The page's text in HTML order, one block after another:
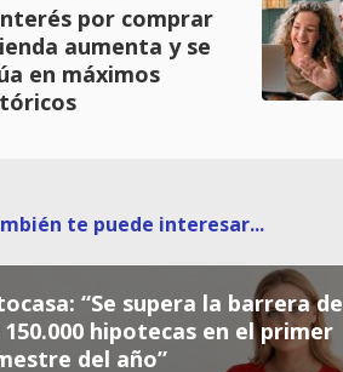
por comprar
aumenta y se
en máximos
te puede interesar...
“Se supera la barrera de
150.000 hipotecas en el primer
del año”